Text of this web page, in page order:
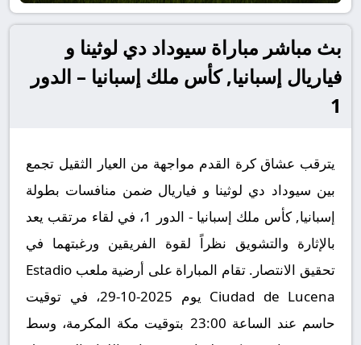
بث مباشر مباراة سيوداد دي لوثينا و
فياريال إسبانيا, كأس ملك إسبانيا – الدور
1
يترقب عشاق كرة القدم مواجهة من العيار الثقيل تجمع
بين سيوداد دي لوثينا و فياريال ضمن منافسات بطولة
إسبانيا, كأس ملك إسبانيا - الدور 1، في لقاء مرتقب يعد
بالإثارة والتشويق نظراً لقوة الفريقين ورغبتهما في
تحقيق الانتصار. تقام المباراة على أرضية ملعب Estadio
Ciudad de Lucena يوم 2025-10-29، في توقيت
حاسم عند الساعة 23:00 بتوقيت مكة المكرمة، وسط